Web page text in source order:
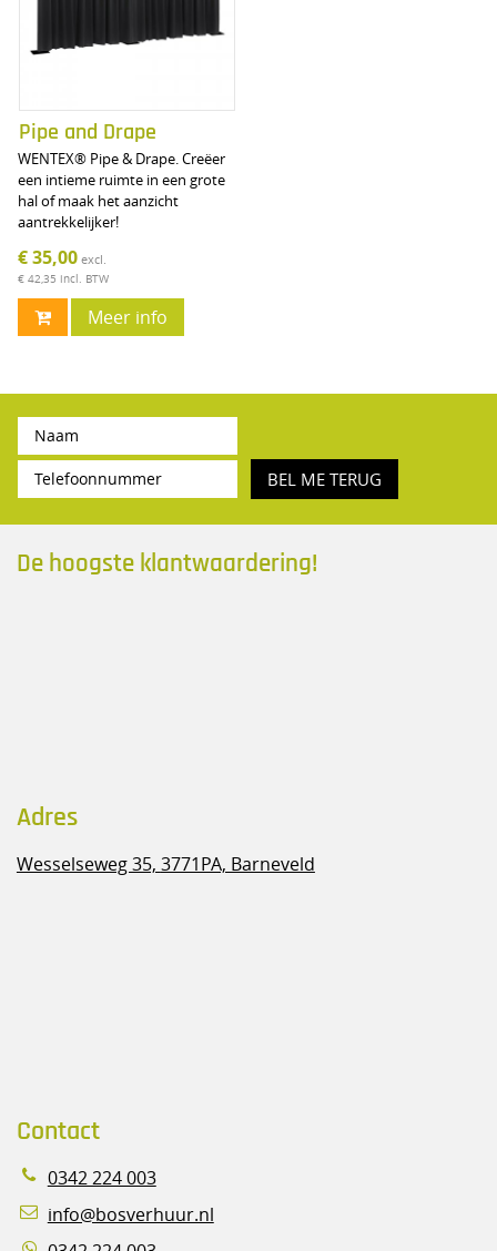
Pipe and Drape
WENTEX® Pipe & Drape. Creëer
een intieme ruimte in een grote
hal of maak het aanzicht
aantrekkelijker!
€ 35,00 excl.
€ 42,35 incl. BTW
Meer info
BEL ME TERUG
De hoogste klantwaardering!
Adres
Wesselseweg 35, 3771PA, Barneveld
Contact
0342 224 003
info@bosverhuur.nl